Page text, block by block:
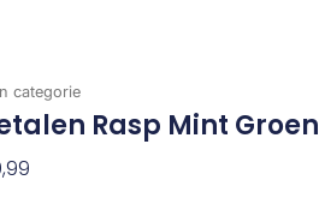
categorie
Rasp Mint Groen